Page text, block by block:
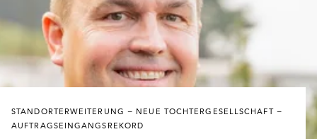
STANDORTERWEITERUNG − NEUE TOCHTERGESELLSCHAFT −
AUFTRAGSEINGANGSREKORD